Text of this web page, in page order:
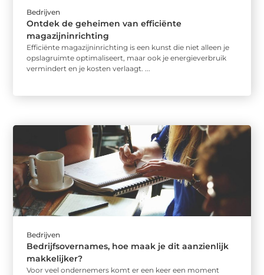
Bedrijven
Ontdek de geheimen van efficiënte
magazijninrichting
Efficiënte magazijninrichting is een kunst die niet alleen je
opslagruimte optimaliseert, maar ook je energieverbruik
vermindert en je kosten verlaagt. ...
Bedrijven
Bedrijfsovernames, hoe maak je dit aanzienlijk
makkelijker?
Voor veel ondernemers komt er een keer een moment